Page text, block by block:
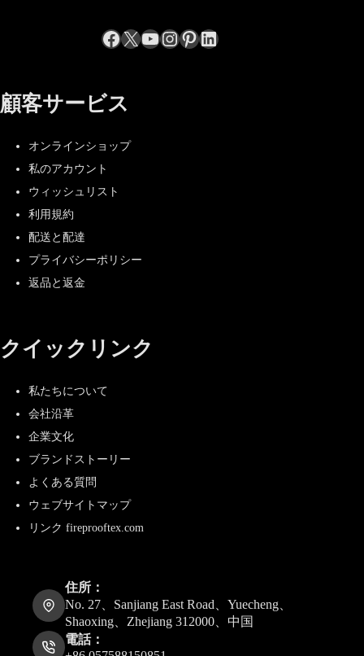
Facebook
X YouTube
Instagram
Pinterest
LinkedIn
顧客サービス
オンラインショップ
私のアカウント
ウィッシュリスト
利用規約
配送と配達
プライバシーポリシー
返品と返金
クイックリンク
私たちについて
会社沿革
企業文化
ブランドストーリー
よくある質問
ウェブサイトマップ
リンク fireprooftex.com
住所：
No. 27、Sanjiang East Road、Yuecheng、
Shaoxing、Zhejiang 312000、中国
電話：